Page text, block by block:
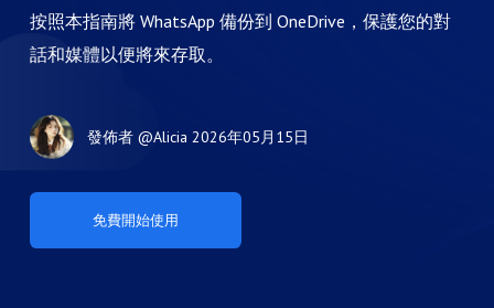
按照本指南將 WhatsApp 備份到 OneDrive，保護您的對
話和媒體以便將來存取。
發佈者 @Alicia 2026年05月15日